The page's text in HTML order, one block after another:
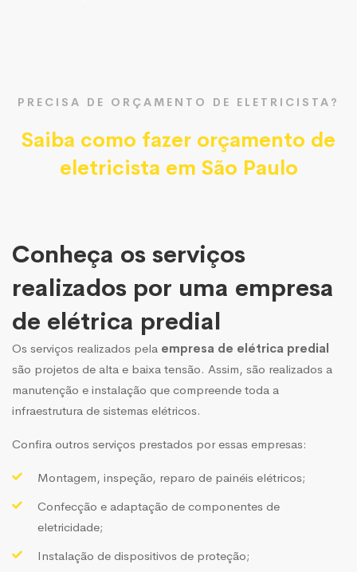
PRECISA DE ORÇAMENTO DE ELETRICISTA?
Saiba como fazer orçamento de
eletricista em São Paulo
Conheça os serviços
realizados por uma empresa
de elétrica predial
Os serviços realizados pela empresa de elétrica predial
são projetos de alta e baixa tensão. Assim, são realizados a
manutenção e instalação que compreende toda a
infraestrutura de sistemas elétricos.
Confira outros serviços prestados por essas empresas:
Montagem, inspeção, reparo de painéis elétricos;
Confecção e adaptação de componentes de
eletricidade;
Instalação de dispositivos de proteção;